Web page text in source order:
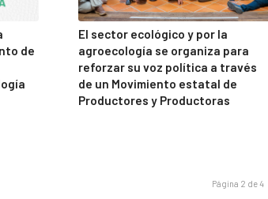
de
El sector ecológico y por la
agroecología se organiza para
reforzar su voz política a través
de un Movimiento estatal de
Productores y Productoras
Página 2 de 4